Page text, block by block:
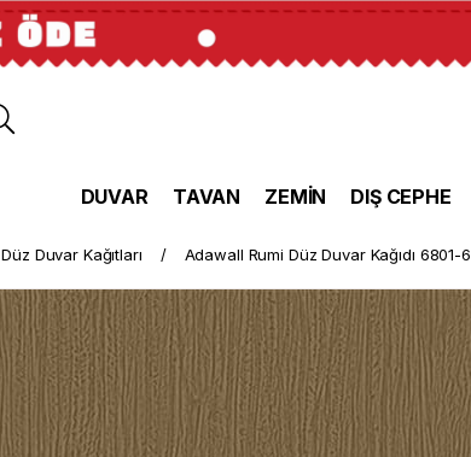
DUVAR TAVAN ZEMİN DIŞ CEPHE
Düz Duvar Kağıtları Adawall Rumi Düz Duvar Kağıdı 6801-6